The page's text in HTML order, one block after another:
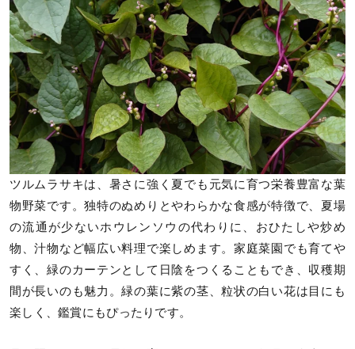
ツルムラサキは、暑さに強く夏でも元気に育つ栄養豊富な葉
物野菜です。独特のぬめりとやわらかな食感が特徴で、夏場
の流通が少ないホウレンソウの代わりに、おひたしや炒め
物、汁物など幅広い料理で楽しめます。家庭菜園でも育てや
すく、緑のカーテンとして日陰をつくることもでき、収穫期
間が長いのも魅力。緑の葉に紫の茎、粒状の白い花は目にも
楽しく、鑑賞にもぴったりです。